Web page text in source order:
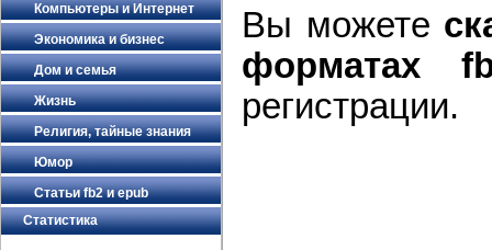
Компьютеры и Интернет
Экономика и бизнес
Дом и семья
Жизнь
Религия, тайные знания
Юмор
Статьи fb2 и epub
Статистика
Вы можете
форматах
регистрации.